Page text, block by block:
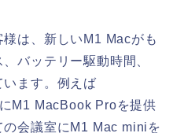
は、新しいM1 Macがも
バッテリー駆動時間、
ます。例えば
M1 MacBook Proを提供
の会議室にM1 Mac miniを
ホーム
サイトマップ